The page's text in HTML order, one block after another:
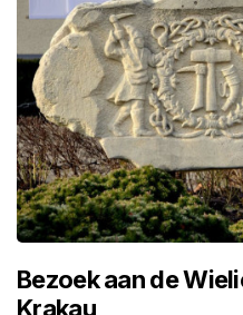
Bezoek aan de
Krakau